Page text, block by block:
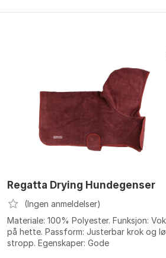
Regatta Drying Hundegenser
(Ingen anmeldelser)
Materiale: 100% Polyester. Funksjon:
på hette. Passform: Justerbar krok og
stropp. Egenskaper: Gode